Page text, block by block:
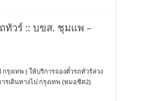
ทัวร์ :: บขส. ชุมแพ –
รุงเทพ ) ให้บริการจองตั๋วรถทัวร์ล่วง
รเดินทางไป กรุงเทพ (หมอชิต2)